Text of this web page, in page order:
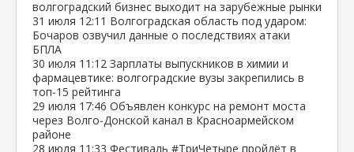
волгоградский бизнес выходит на зарубежные рынки
31 июля 12:11 Волгоградская область под ударом:
Бочаров озвучил данные о последствиях атаки
БПЛА
30 июля 11:12 Зарплаты выпускников в химии и
фармацевтике: волгоградские вузы закрепились в
топ‑15 рейтинга
29 июля 17:46 Объявлен конкурс на ремонт моста
через Волго‑Донской канал в Красноармейском
районе
28 июля 11:33 Фестиваль #ТриЧетыре пройдёт в